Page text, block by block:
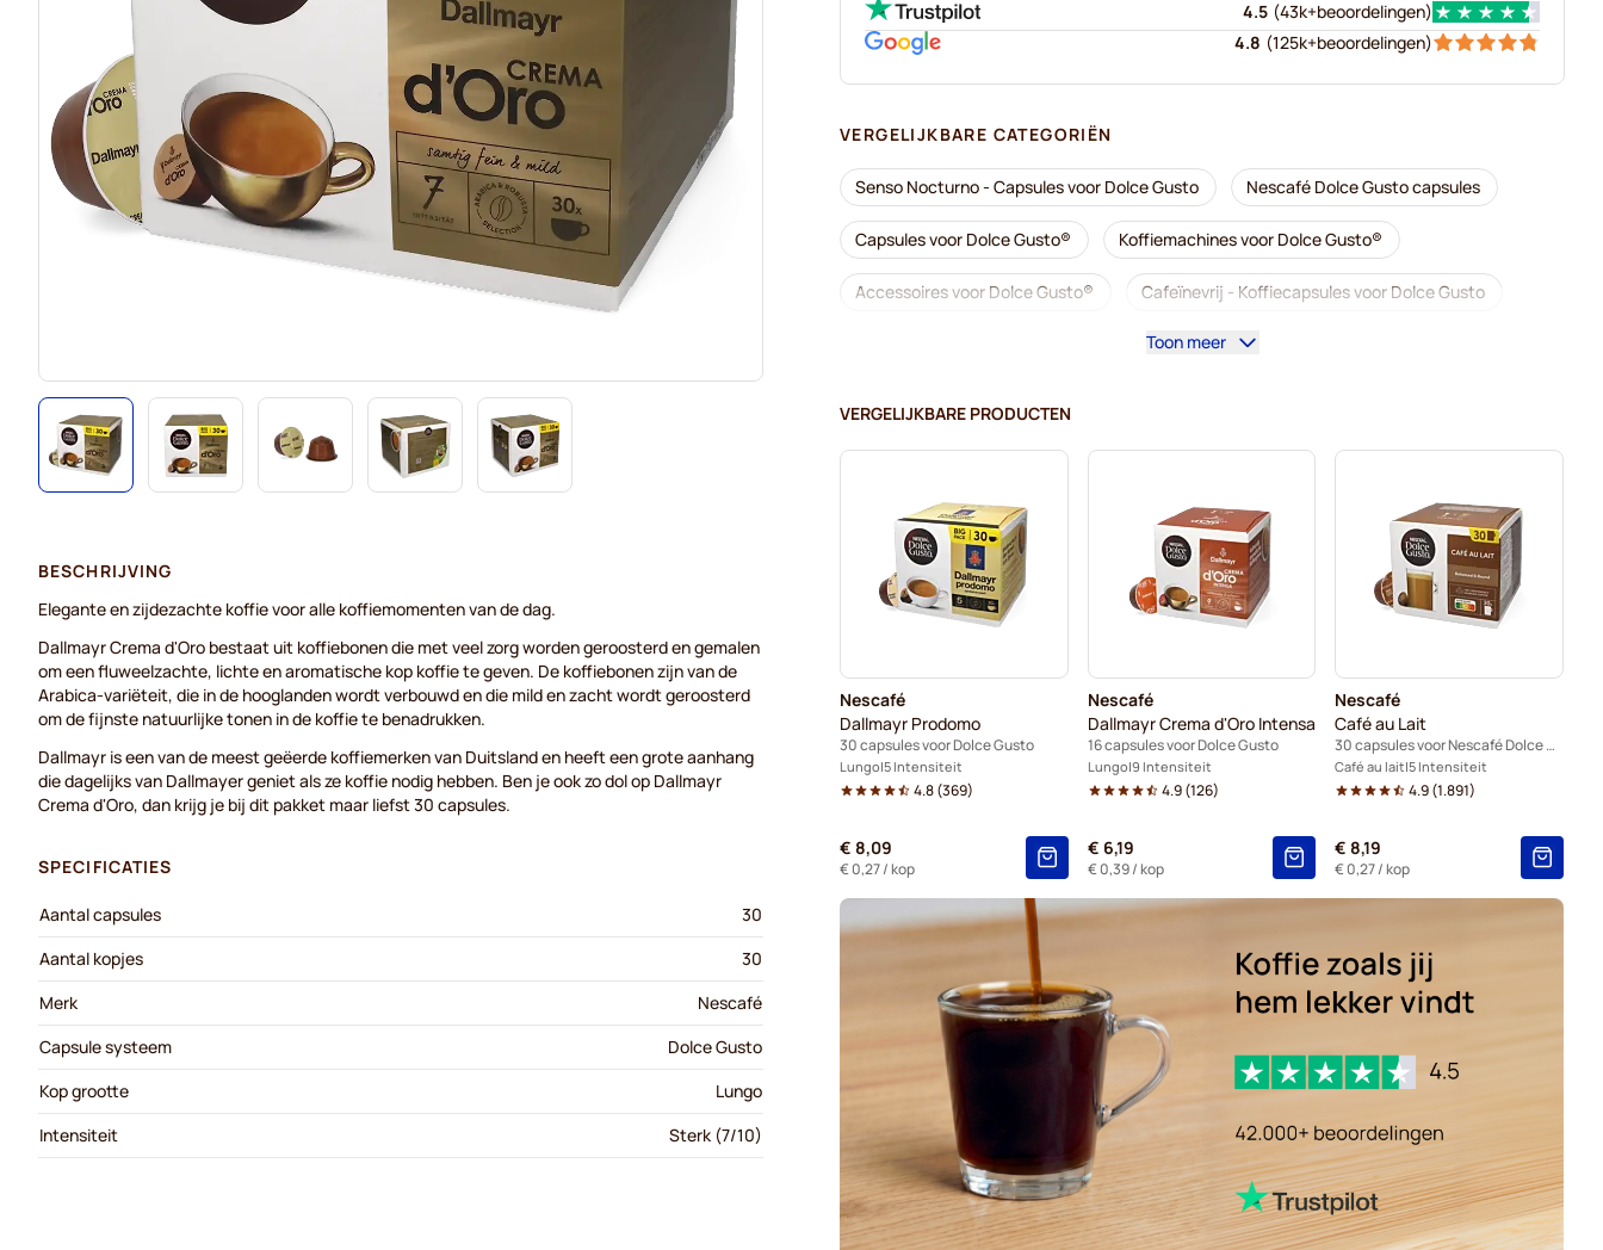
4.5 (43k+beoordelingen)
4.8 (125k+beoordelingen)
VERGELIJKBARE CATEGORIËN
Senso Nocturno - Capsules voor Dolce Gusto Nescafé Dolce Gusto capsules
Capsules voor Dolce Gusto® Koffiemachines voor Dolce Gusto®
Accessoires voor Dolce Gusto® Cafeïnevrij - Koffiecapsules voor Dolce Gusto
Ontkalken en onderhoud voor Dolce Gusto
Café René - Koffiecapsules voor Dolce Gusto Caffè Borbone voor Dolce Gusto
Dolce Vita - Capsules voor Dolce Gusto Gimoka - Capsules voor Dolce Gusto
Voor Dolce Gusto® Starbucks® - Capsules voor Dolce Gusto
Kaffekapslen - Koffiecapsules voor Dolce Gusto
Toon meer
VERGELIJKBARE PRODUCTEN
Nescafé
Dallmayr Prodomo
30 capsules voor Dolce Gusto
Lungo 5 Intensiteit
4.8(369)
€ 8,09
€ 0,27/ kop
Nescafé
Dallmayr Crema d'Oro Intensa
16 capsules voor Dolce Gusto
Lungo 9 Intensiteit
4.9(126)
€ 6,19
€ 0,39/ kop
Nescafé
Café au Lait
30 capsules voor Nescafé Dolce Gusto
Café au lait 5 Intensiteit
4.9(1.891)
€ 8,19
€ 0,27/ kop
BESCHRIJVING
Elegante en zijdezachte koffie voor alle koffiemomenten van de dag.
Dallmayr Crema d'Oro bestaat uit koffiebonen die met veel zorg worden geroosterd en gemalen
om een fluweelzachte, lichte en aromatische kop koffie te geven. De koffiebonen zijn van de
Arabica-variëteit, die in de hooglanden wordt verbouwd en die mild en zacht wordt geroosterd
om de fijnste natuurlijke tonen in de koffie te benadrukken.
Dallmayr is een van de meest geëerde koffiemerken van Duitsland en heeft een grote aanhang
die dagelijks van Dallmayer geniet als ze koffie nodig hebben. Ben je ook zo dol op Dallmayr
Crema d'Oro, dan krijg je bij dit pakket maar liefst 30 capsules.
SPECIFICATIES
Aantal capsules
30
Aantal kopjes
30
Merk
Nescafé
Capsule systeem
Dolce Gusto
Kop grootte
Lungo
Intensiteit
Sterk (7/10)